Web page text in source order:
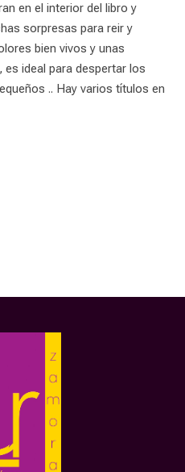
en el interior del libro y
sorpresas para reir y
bien vivos y unas
ideal para despertar los
.. Hay varios títulos en